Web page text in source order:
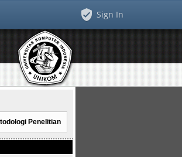
Sign In
Penelitian